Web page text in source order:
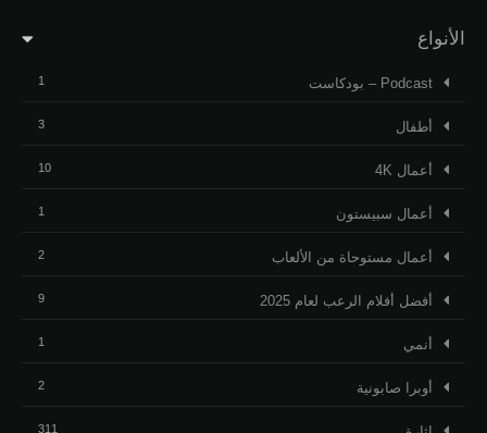
الأنواع
Podcast – بودكاست 1
أطفال 3
أعمال 4K 10
أعمال سبيستون 1
أعمال مستوحاة من الألعاب 2
أفضل أفلام الرعب لعام 2025 9
أنمي 1
أوبرا صابونية 2
311